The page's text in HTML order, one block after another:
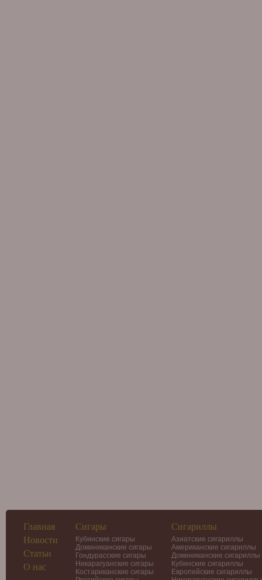
Главная
Новости
Статьи
О нас
Сигары
Кубинские сигары
Доминиканские сигары
Гондурасские сигары
Никарагуанские сигары
Костариканские сигары
Сигариллы
Азиатские сигариллы
Американские сигариллы
Доминиканские сигариллы
Кубинские сигариллы
Европейские сигариллы